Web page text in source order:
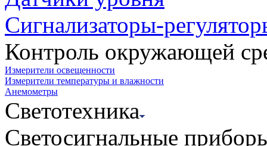
Сигнализаторы-
Контроль окружающей
Измерители освещенности
Измерители температуры и влажности
Анемометры
Светотехника
Светосигнальные